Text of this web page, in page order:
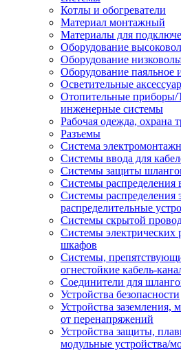
Котлы и обогреватели
Материал монтажный
Материалы для
Оборудование
Оборудование
Оборудование паяльное
Осветительные
Отопительные приборы/
инженерные системы
Рабочая одежда, охрана
Разъемы
Система
Системы ввода для
Системы защиты
Системы распределения
Системы распределения
распределительные
Системы скрытой
Системы электрических
шкафов
Системы,
огнестойкие кабель-
Соединители для
Устройства безопасности
Устройства
от перенапряжений
Устройства защиты,
модульные устройства/